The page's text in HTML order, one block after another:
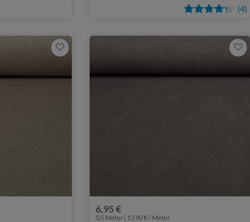
(4)
6,95 €
0,5 Meter | 13,90 € / Meter